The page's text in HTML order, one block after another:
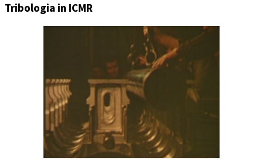
Tribologia in ICMR